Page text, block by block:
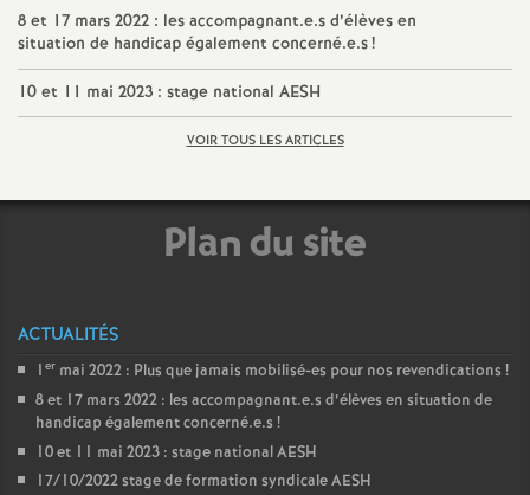
é
O
a
n
8 et 17 mars 2022 : les accompagnant.e.s d’élèves en
situation de handicap également concerné.e.s!
10 et 11 mai 2023 : stage national AESH
VOIR TOUS LES ARTICLES
Plan du site
ACTUALITÉS
1 er mai 2022 : Plus que jamais mobilisé-es pour nos revendications !
8 et 17 mars 2022 : les accompagnant.e.s d’élèves en situation de
handicap également concerné.e.s !
10 et 11 mai 2023 : stage national AESH
17/10/2022 stage de formation syndicale AESH